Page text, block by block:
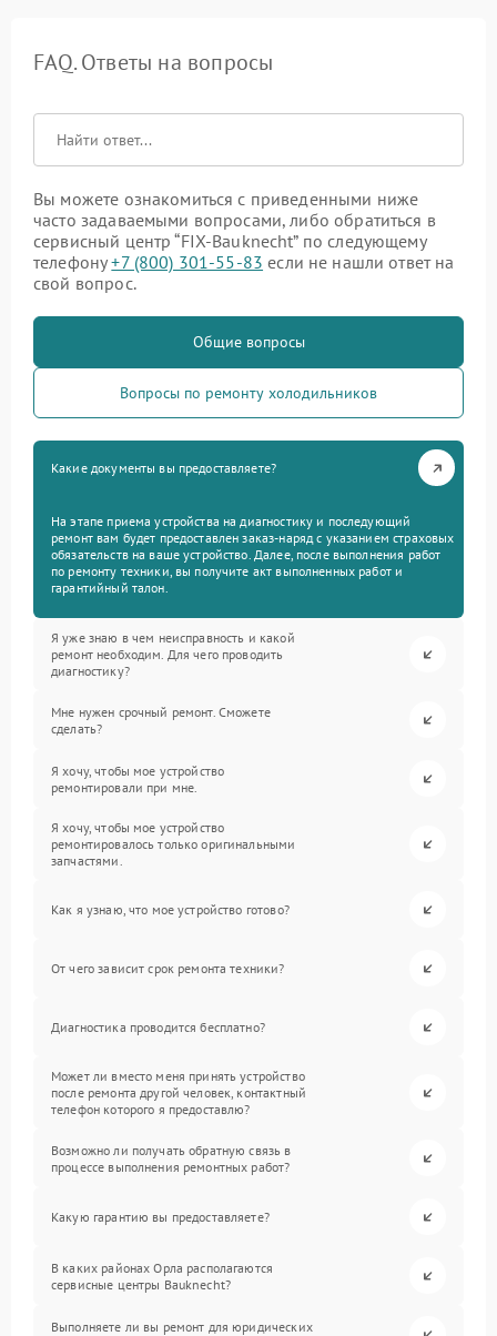
FAQ. Ответы на вопросы
Вы можете ознакомиться с приведенными ниже
часто задаваемыми вопросами, либо обратиться в
сервисный центр “FIX-Bauknecht” по следующему
телефону+7 (800) 301-55-83 если не нашли ответ на
свой вопрос.
Общие вопросы
Вопросы по ремонту холодильников
Какие документы вы предоставляете?
На этапе приема устройства на диагностику и последующий
ремонт вам будет предоставлен заказ-наряд с указанием страховых
обязательств на ваше устройство. Далее, после выполнения работ
по ремонту техники, вы получите акт выполненных работ и
гарантийный талон.
Я уже знаю в чем неисправность и какой
ремонт необходим. Для чего проводить
диагностику?
Мне нужен срочный ремонт. Сможете
сделать?
Я хочу, чтобы мое устройство
ремонтировали при мне.
Я хочу, чтобы мое устройство
ремонтировалось только оригинальными
запчастями.
Как я узнаю, что мое устройство готово?
От чего зависит срок ремонта техники?
Диагностика проводится бесплатно?
Может ли вместо меня принять устройство
после ремонта другой человек, контактный
телефон которого я предоставлю?
Возможно ли получать обратную связь в
процессе выполнения ремонтных работ?
Какую гарантию вы предоставляете?
В каких районах Орла располагаются
сервисные центры Bauknecht?
Выполняете ли вы ремонт для юридических